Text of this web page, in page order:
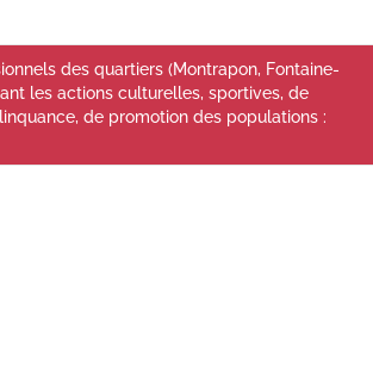
des quartiers (Montrapon, Fontaine-
les actions culturelles, sportives, de
de promotion des populations :